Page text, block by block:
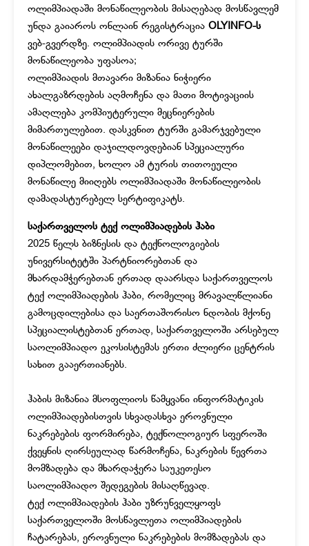
ოლიმპიადაში მონაწილეობის მისაღებად მოსწავლემ
უნდა გაიაროს ონლაინ რეგისტრაცია OLYINFO-ს
ვებ-გვერდზე. ოლიმპიადის ორივე ტურში
მონაწილეობა უფასოა;
ოლიმპიადის მთავარი მიზანია ნიჭიერი
ახალგაზრდების აღმოჩენა და მათი მოტივაციის
ამაღლება კომპიუტერული მეცნიერების
მიმართულებით. დასკვნით ტურში გამარჯვებული
მონაწილეები დაჯილდოვდებიან სპეციალური
დიპლომებით, ხოლო ამ ტურის თითოეული
მონაწილე მიიღებს ოლიმპიადაში მონაწილეობის
დამადასტურებელ სერტიფიკატს.
საქართველოს ტექ ოლიმპიადების ჰაბი
2025 წელს ბიზნესის და ტექნოლოგიების
უნივერსიტეტში პარტნიორებთან და
მხარდამჭერებთან ერთად დაარსდა საქართველოს
ტექ ოლიმპიადების ჰაბი, რომელიც მრავალწლიანი
გამოცდილებისა და საერთაშორისო ნდობის მქონე
სპეციალისტებთან ერთად, საქართველოში არსებულ
საოლიმპიადო ეკოსისტემას ერთი ძლიერი ცენტრის
სახით გააერთიანებს.
ჰაბის მიზანია მსოფლიოს წამყვანი ინფორმატიკის
ოლიმპიადებისთვის სხვადასხვა ეროვნული
ნაკრებების ფორმირება, ტექნოლოგიურ სფეროში
ქვეყნის ღირსეულად წარმოჩენა, ნაკრების წევრთა
მომზადება და მხარდაჭერა საუკეთესო
საოლიმპიადო შედეგების მისაღწევად.
ტექ ოლიმპიადების ჰაბი უზრუნველყოფს
საქართველოში მოსწავლეთა ოლიმპიადების
ჩატარებას, ეროვნული ნაკრებების მომზადებას და